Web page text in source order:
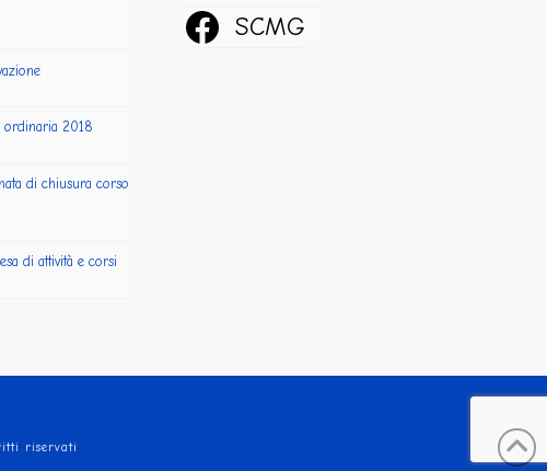
ordinaria 2018
di chiusura corso
di attività e corsi
SCMG
riservati